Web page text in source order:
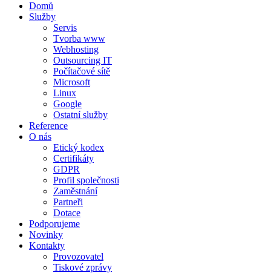
Domů
Služby
Servis
Tvorba www
Webhosting
Outsourcing IT
Počítačové sítě
Microsoft
Linux
Google
Ostatní služby
Reference
O nás
Etický kodex
Certifikáty
GDPR
Profil společnosti
Zaměstnání
Partneři
Dotace
Podporujeme
Novinky
Kontakty
Provozovatel
Tiskové zprávy